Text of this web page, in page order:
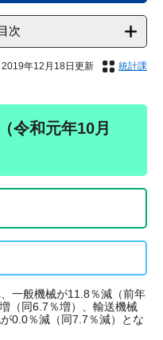
次
2019年12月18日更新 統計課
令和元年10月
一般機械が11.8％減（前年
（同6.7％増）、輸送機械
0.0％減（同7.7％減）とな